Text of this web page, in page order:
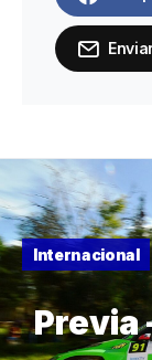
Internacional
Previa